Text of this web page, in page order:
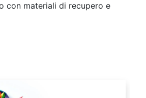
con materiali di recupero e